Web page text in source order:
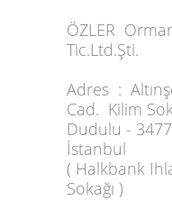
ÖZLER
Tic.Ltd.Şti.
Adres :
Cad. Kilim
Dudulu -
İstanbul
( Halkbank
Sokağı )